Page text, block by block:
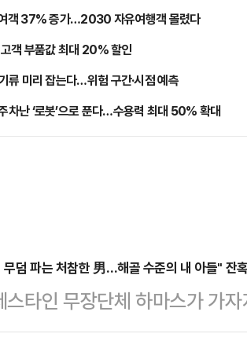
객 37% 증가…2030 자유여행객 몰렸다
객 부품값 최대 20% 할인
류 미리 잡는다…위험 구간·시점 예측
차난 ‘로봇’으로 푼다…수용력 최대 50% 확대
무덤 파는 처참한 男…해골 수준의 내 아들" 잔
스타인 무장단체 하마스가 가
습을 연이어 공개하고 있다.